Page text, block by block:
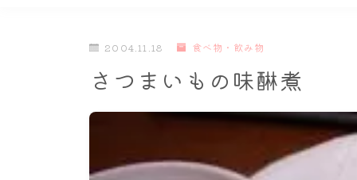
2004.11.18 食べ物・飲み物
さつまいもの味醂煮